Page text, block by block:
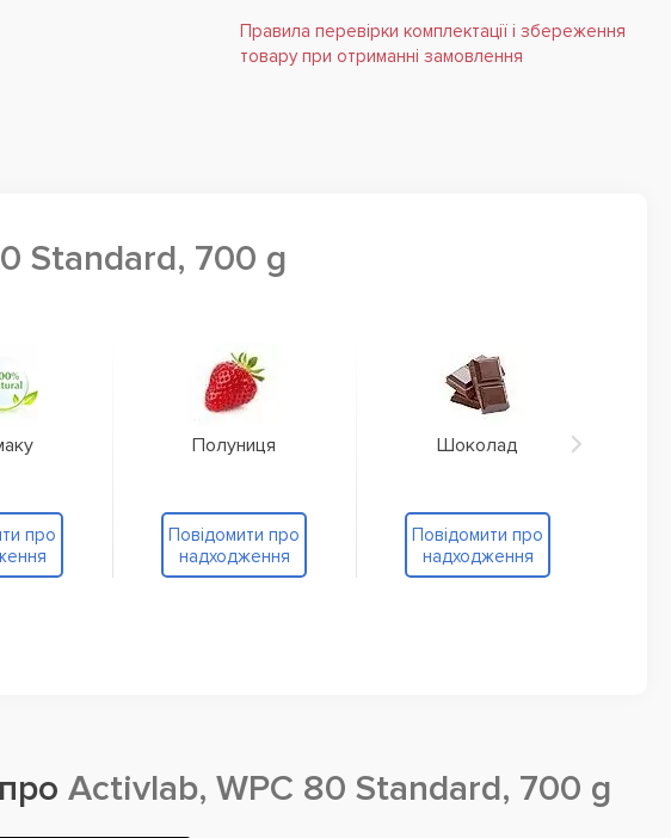
Правила перевірки комплектації і збереження
товару при отриманні замовлення
Standard, 700 g
про
Полуниця
Повідомити про
надходження
Шоколад
Повідомити про
надходження
Activlab, WPC 80 Standard, 700 g